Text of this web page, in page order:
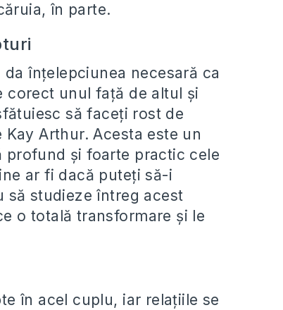
în parte.
înțelepciunea necesară ca
corect unul faţă de altul și
să faceți rost de
Kay Arthur. Acesta este un
profund și foarte practic cele
ar fi dacă puteți să-i
să studieze întreg acest
o totală transformare și le
în acel cuplu, iar relațiile se